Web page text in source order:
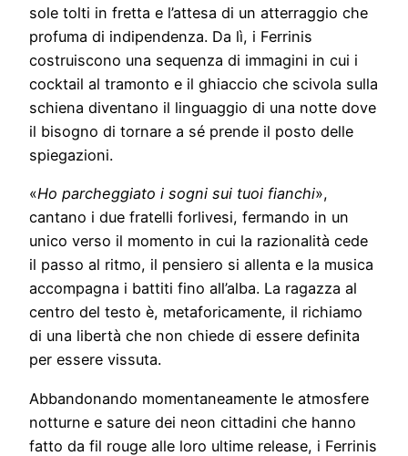
sole tolti in fretta e l’attesa di un atterraggio che
profuma di indipendenza. Da lì, i Ferrinis
costruiscono una sequenza di immagini in cui i
cocktail al tramonto e il ghiaccio che scivola sulla
schiena diventano il linguaggio di una notte dove
il bisogno di tornare a sé prende il posto delle
spiegazioni.
«Ho parcheggiato i sogni sui tuoi fianchi»,
cantano i due fratelli forlivesi, fermando in un
unico verso il momento in cui la razionalità cede
il passo al ritmo, il pensiero si allenta e la musica
accompagna i battiti fino all’alba. La ragazza al
centro del testo è, metaforicamente, il richiamo
di una libertà che non chiede di essere definita
per essere vissuta.
Abbandonando momentaneamente le atmosfere
notturne e sature dei neon cittadini che hanno
fatto da fil rouge alle loro ultime release, i Ferrinis